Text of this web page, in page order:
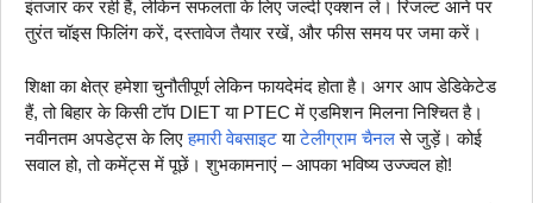
इंतजार कर रही हैं, लेकिन सफलता के लिए जल्दी एक्शन लें। रिजल्ट आने पर
तुरंत चॉइस फिलिंग करें, दस्तावेज तैयार रखें, और फीस समय पर जमा करें।
शिक्षा का क्षेत्र हमेशा चुनौतीपूर्ण लेकिन फायदेमंद होता है। अगर आप डेडिकेटेड
हैं, तो बिहार के किसी टॉप DIET या PTEC में एडमिशन मिलना निश्चित है।
नवीनतम अपडेट्स के लिएहमारी वेबसाइटयाटेलीग्राम चैनलसे जुड़ें। कोई
सवाल हो, तो कमेंट्स में पूछें। शुभकामनाएं – आपका भविष्य उज्ज्वल हो!